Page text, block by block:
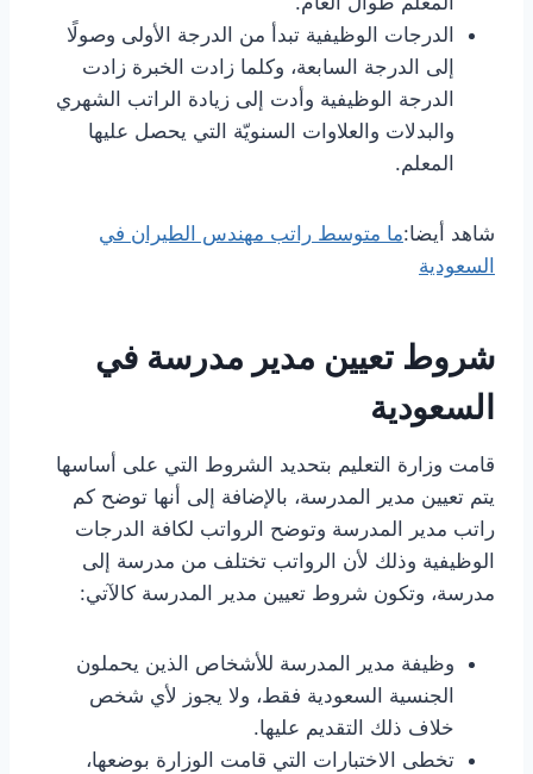
الدرجات الوظيفية تبدأ من الدرجة الأولى وصولًا
إلى الدرجة السابعة، وكلما زادت الخبرة زادت
الدرجة الوظيفية وأدت إلى زيادة الراتب الشهري
والبدلات والعلاوات السنويّة التي يحصل عليها
المعلم.
شاهد أيضا:ما متوسط راتب مهندس الطيران في
السعودية
شروط تعيين مدير مدرسة في
السعودية
قامت وزارة التعليم بتحديد الشروط التي على أساسها
يتم تعيين مدير المدرسة، بالإضافة إلى أنها توضح كم
راتب مدير المدرسة وتوضح الرواتب لكافة الدرجات
الوظيفية وذلك لأن الرواتب تختلف من مدرسة إلى
مدرسة، وتكون شروط تعيين مدير المدرسة كالآتي:
وظيفة مدير المدرسة للأشخاص الذين يحملون
الجنسية السعودية فقط، ولا يجوز لأي شخص
خلاف ذلك التقديم عليها.
تخطى الاختبارات التي قامت الوزارة بوضعها،